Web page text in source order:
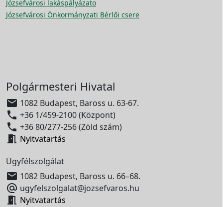
Józsefvárosi lakáspályázato
Józsefvárosi Önkormányzati Bérlői csere
Polgármesteri Hivatal
 1082 Budapest, Baross u. 63-67.
 +36 1/459-2100 (Központ)
 +36 80/277-256 (Zöld szám)
 Nyitvatartás
Ügyfélszolgálat
 1082 Budapest, Baross u. 66–68.
 ugyfelszolgalat@jozsefvaros.hu
 Nyitvatartás